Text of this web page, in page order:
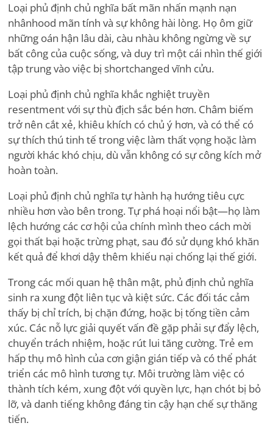
Loại phủ định chủ nghĩa bất mãn nhấn mạnh nạn
nhânhood mãn tính và sự không hài lòng. Họ ôm giữ
những oán hận lâu dài, càu nhàu không ngừng về sự
bất công của cuộc sống, và duy trì một cái nhìn thế giới
tập trung vào việc bị shortchanged vĩnh cửu.
Loại phủ định chủ nghĩa khắc nghiệt truyền
resentment với sự thù địch sắc bén hơn. Châm biếm
trở nên cắt xẻ, khiêu khích có chủ ý hơn, và có thể có
sự thích thú tinh tế trong việc làm thất vọng hoặc làm
người khác khó chịu, dù vẫn không có sự công kích mở
hoàn toàn.
Loại phủ định chủ nghĩa tự hành hạ hướng tiêu cực
nhiều hơn vào bên trong. Tự phá hoại nổi bật—họ làm
lệch hướng các cơ hội của chính mình theo cách mời
gọi thất bại hoặc trừng phạt, sau đó sử dụng khó khăn
kết quả để khơi dậy thêm khiếu nại chống lại thế giới.
Trong các mối quan hệ thân mật, phủ định chủ nghĩa
sinh ra xung đột liên tục và kiệt sức. Các đối tác cảm
thấy bị chỉ trích, bị chặn đứng, hoặc bị tống tiền cảm
xúc. Các nỗ lực giải quyết vấn đề gặp phải sự đẩy lệch,
chuyển trách nhiệm, hoặc rút lui tăng cường. Trẻ em
hấp thụ mô hình của cơn giận gián tiếp và có thể phát
triển các mô hình tương tự. Môi trường làm việc có
thành tích kém, xung đột với quyền lực, hạn chót bị bỏ
lỡ, và danh tiếng không đáng tin cậy hạn chế sự thăng
tiến.